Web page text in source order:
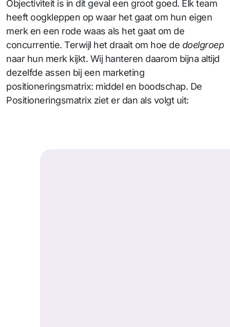
Objectiviteit is in dit geval een groot goed. Elk team
heeft oogkleppen op waar het gaat om hun eigen
merk en een rode waas als het gaat om de
concurrentie. Terwijl het draait om hoe de doelgroep
naar hun merk kijkt. Wij hanteren daarom bijna altijd
dezelfde assen bij een marketing
positioneringsmatrix: middel en boodschap. De
Positioneringsmatrix ziet er dan als volgt uit: